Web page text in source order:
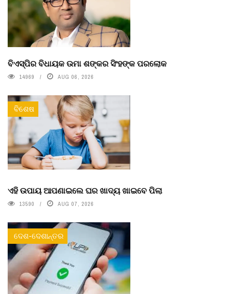
ବିଏସ୍‌ପିର ବିଧାୟକ ଉମା ଶଙ୍କର ସିଂହଙ୍କ ପରଲୋକ
14969 AUG 06, 2026
ବିଶେଷ
ଏହି ଉପାୟ ଆପଣାଇଲେ ଘର ଖାଦ୍ୟ ଖାଇବେ ପିଲା
13590 AUG 07, 2026
ଦେଶ-ଦେଶାନ୍ତର